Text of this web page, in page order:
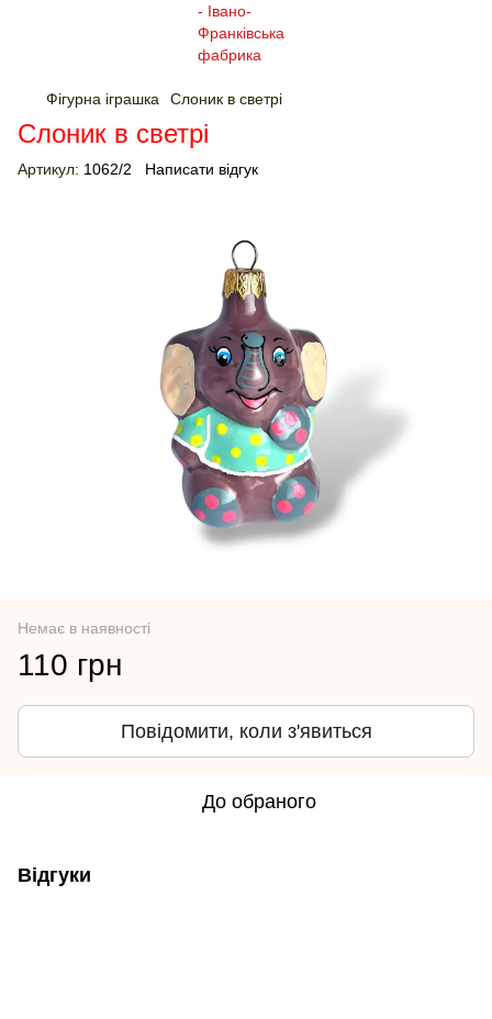
Фігурна іграшка Слоник в светрі
Слоник в светрі
Артикул: 1062/2 Написати відгук
Немає в наявності
110 грн
Повідомити, коли з'явиться
До обраного
Відгуки